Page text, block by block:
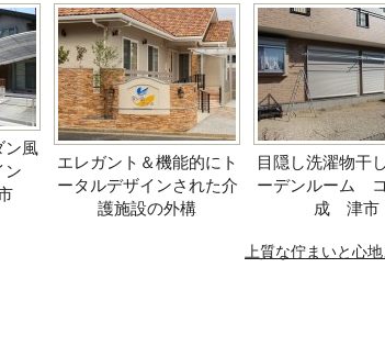
ン風
ン
エレガント＆機能的にト
ータルデザインされた介
護施設の外構
目隠し洗濯物干
ーデンルーム
成 津市
上質な佇まいと心